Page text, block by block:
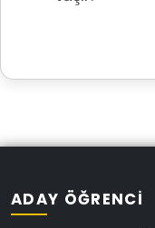
ADAY ÖĞRENCI